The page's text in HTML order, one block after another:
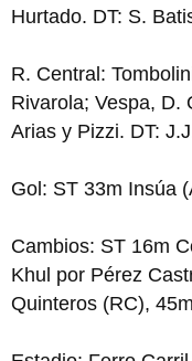
Hurtado. DT: S.
R. Central:
Rivarola; Vespa, D.
Arias y Pizzi. DT:
Gol: ST 33m Insúa
Cambios: ST 16m
Khul por Pérez
Quinteros (RC),